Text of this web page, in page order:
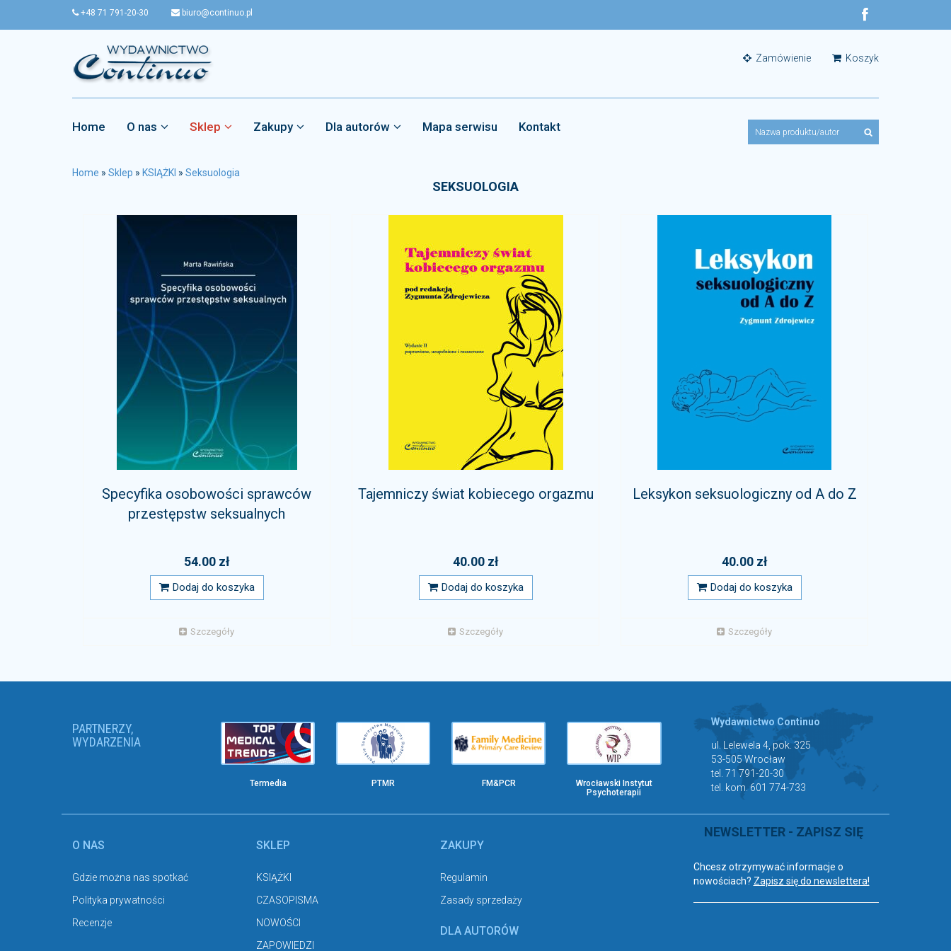
+48 71 791-20-30 biuro@continuo.pl
Zamówienie Koszyk
Home O nas Sklep Zakupy Dla autorów Mapa serwisu Kontakt
Home » Sklep » KSIĄŻKI » Seksuologia
SEKSUOLOGIA
Specyfika osobowości sprawców
przestępstw seksualnych
54.00 zł
Dodaj do koszyka
Szczegóły
Tajemniczy świat kobiecego orgazmu
40.00 zł
Dodaj do koszyka
Szczegóły
Leksykon seksuologiczny od A do Z
40.00 zł
Dodaj do koszyka
Szczegóły
PARTNERZY,
WYDARZENIA
Termedia PTMR FM&PCR
Wrocławski Instytut
Psychoterapii
Wydawnictwo Continuo
ul. Lelewela 4, pok. 325
53-505 Wrocław
tel. 71 791-20-30
tel. kom. 601 774-733
O NAS
Gdzie można nas spotkać
Polityka prywatności
Recenzje
SKLEP
KSIĄŻKI
CZASOPISMA
NOWOŚCI
ZAPOWIEDZI
ZAKUPY
Regulamin
Zasady sprzedaży
DLA AUTORÓW
NEWSLETTER - ZAPISZ SIĘ
Chcesz otrzymywać informacje o
nowościach? Zapisz się do newslettera!